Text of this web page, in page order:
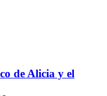
de Alicia y el